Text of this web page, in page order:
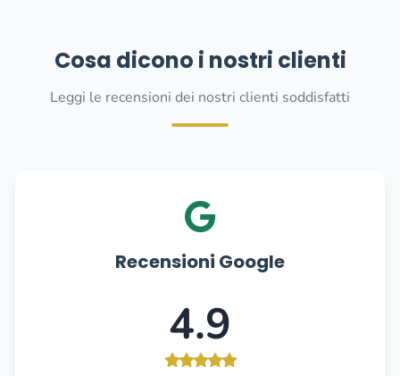
Cosa dicono i nostri clienti
Leggi le recensioni dei nostri clienti soddisfatti
Recensioni Google
4.9